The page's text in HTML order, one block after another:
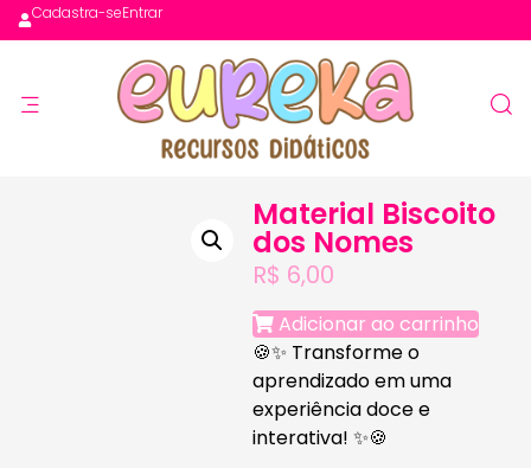
Cadastra-seEntrar
Material Biscoito
dos Nomes
R$ 6,00
Adicionar ao carrinho
🍪✨ Transforme o
aprendizado em uma
experiência doce e
interativa! ✨🍪